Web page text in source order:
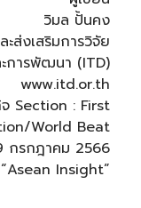
วิมล ปั้นคง
ส่งเสริมการวิจัย
ะการพัฒนา (ITD)
www.itd.or.th
Section : First
World Beat
กรกฎาคม 2566
Insight”